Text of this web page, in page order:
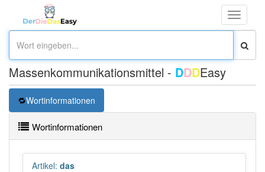
Toggle
Massenkommunikationsmittel - DDDEasy
Wortinformationen
Wortinformationen
Artikel: das